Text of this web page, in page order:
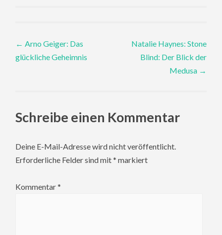
Post
navigation
← Arno Geiger: Das
glückliche Geheimnis
Natalie Haynes: Stone
Blind: Der Blick der
Medusa →
Schreibe einen Kommentar
Deine E-Mail-Adresse wird nicht veröffentlicht.
Erforderliche Felder sind mit* markiert
Kommentar*